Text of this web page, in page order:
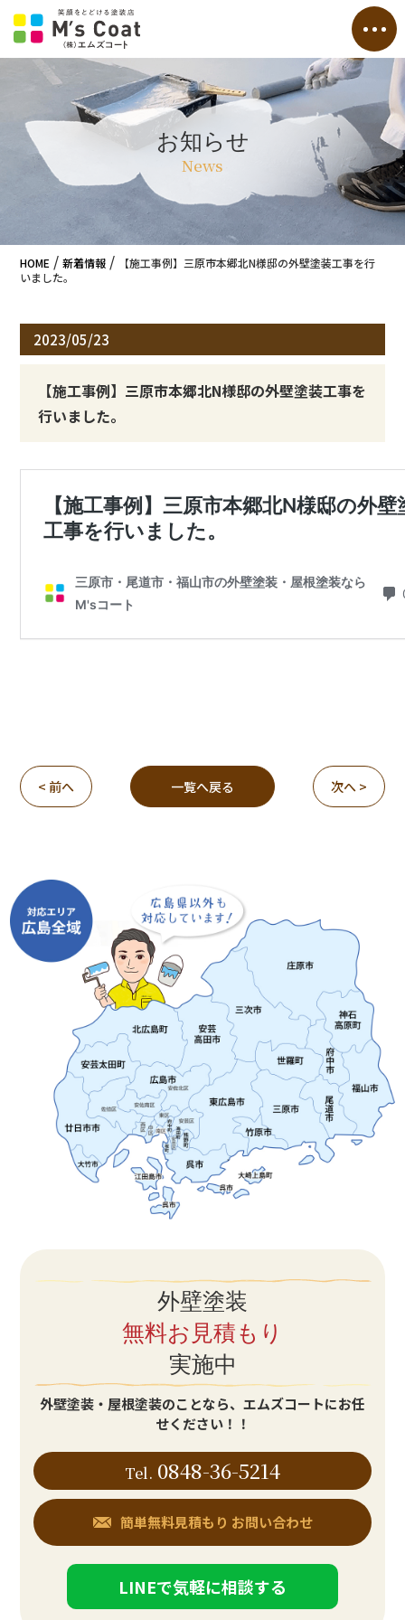
お知らせ
News
HOME /新着情報 /
【施工事例】三原市本郷北N様邸の外壁塗装工事を行
いました。
2023/05/23
【施工事例】三原市本郷北N様邸の外壁塗装工事を
行いました。
< 前へ 一覧へ戻る 次へ >
外壁塗装
無料お見積もり
実施中
外壁塗装・屋根塗装のことなら、エムズコートにお任
せください！！
Tel. 0848-36-5214
簡単無料見積もり お問い合わせ
LINEで気軽に相談する